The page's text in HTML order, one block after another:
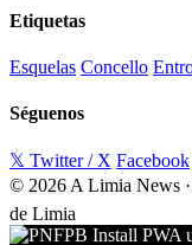
Etiquetas
Esquelas Concello
Séguenos
𝕏 Twitter / X Facebook
© 2026 A Limia News
de Limia